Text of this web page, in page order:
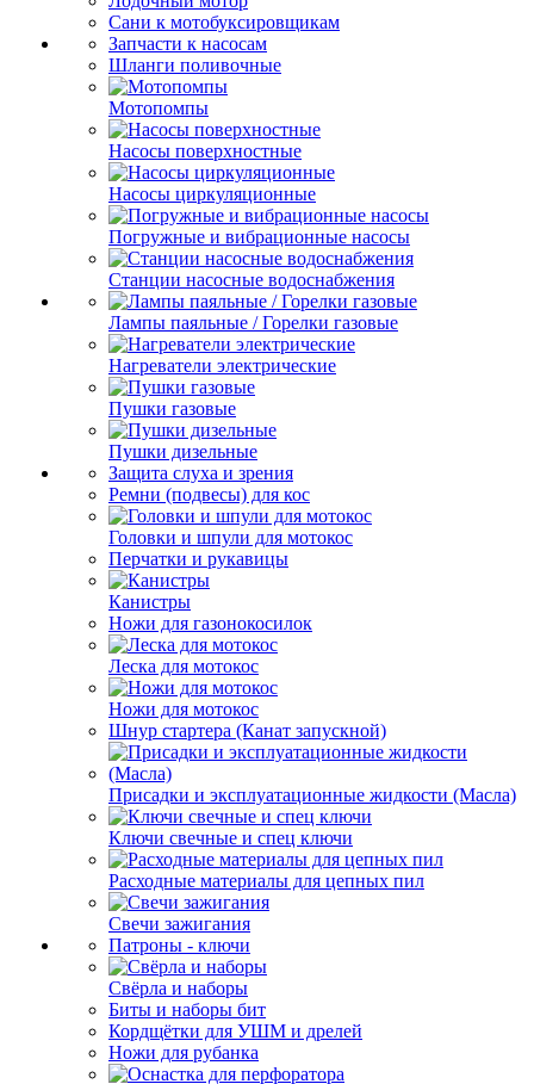
Сани к мотобуксировщикам
Запчасти к насосам
Шланги поливочные
Мотопомпы
Насосы поверхностные
Насосы циркуляционные
Погружные и вибрационные насосы
Станции насосные водоснабжения
Лампы паяльные / Горелки газовые
Нагреватели электрические
Пушки газовые
Пушки дизельные
Защита слуха и зрения
Ремни (подвесы) для кос
Головки и шпули для мотокос
Перчатки и рукавицы
Канистры
Ножи для газонокосилок
Леска для мотокос
Ножи для мотокос
Шнур стартера (Канат запускной)
Присадки и эксплуатационные жидкости (Масла)
Ключи свечные и спец ключи
Расходные материалы для цепных пил
Свечи зажигания
Патроны - ключи
Свёрла и наборы
Биты и наборы бит
Кордщётки для УШМ и дрелей
Ножи для рубанка